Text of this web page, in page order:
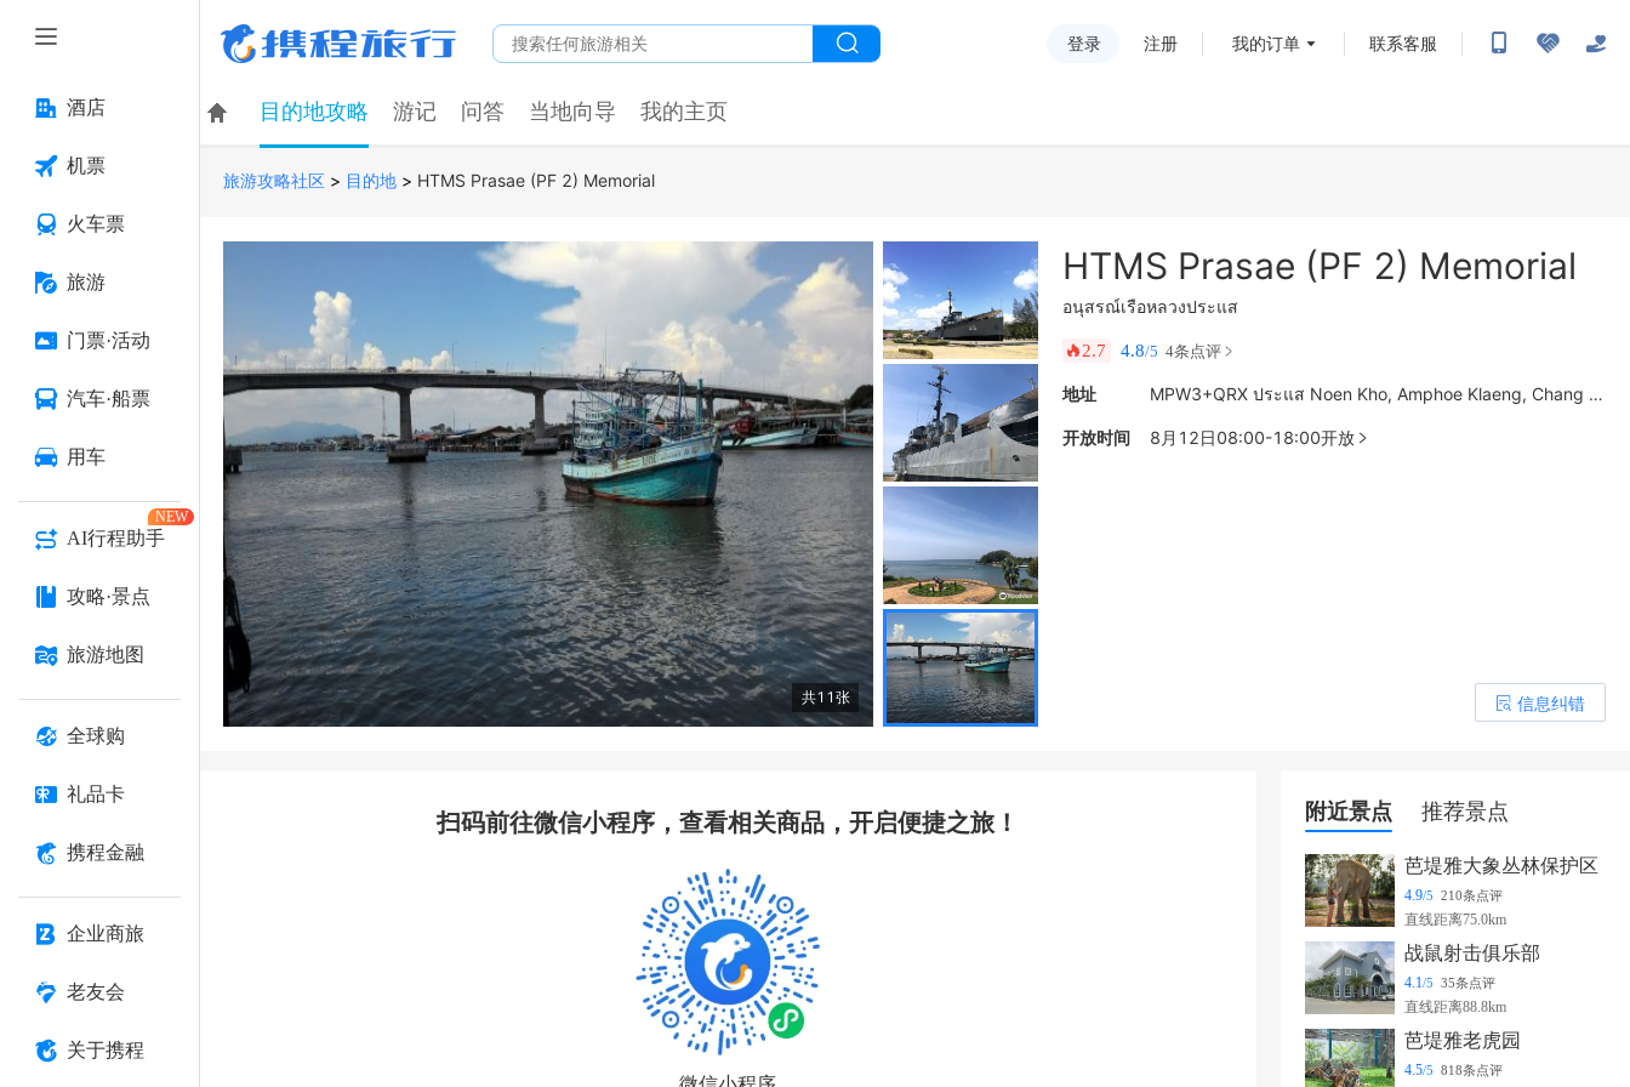
酒店
机票
火车票
旅游
门票·活动
汽车·船票
用车
AI行程助手
NEW
攻略·景点
旅游地图
全球购
礼品卡
携程金融
企业商旅
老友会
关于携程
登录 注册 我的订单 联系客服
目的地攻略 游记 问答 当地向导 我的主页
旅游攻略社区 > 目的地 > HTMS Prasae (PF 2) Memorial
共11 张
HTMS Prasae (PF 2) Memorial
อนุสรณ์เรือหลวงประแส
󰺂 2.7 4.8/5 4条点评
地址 MPW3+QRX ประแส Noen Kho, Amphoe Klaeng, Chang Wat Rayong, Thailand
开放时间 8月12日08:00-18:00开放 
󰎒 信息纠错
扫码前往微信小程序，查看相关商品，开启便捷之旅！ 附近景点 推荐景点
芭堤雅大象丛林保护区
4.9/5 210条点评
直线距离75.0km
战鼠射击俱乐部
4.1/5 35条点评
直线距离88.8km
芭堤雅老虎园
4.5/5 818条点评